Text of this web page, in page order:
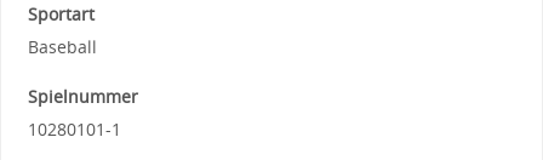
Sportart
Baseball
Spielnummer
10280101-1